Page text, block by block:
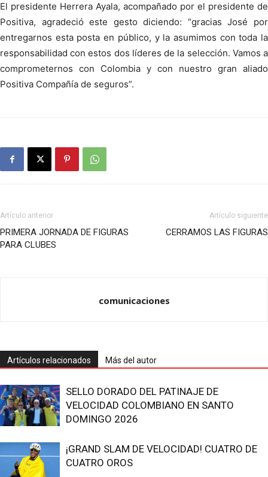
El presidente Herrera Ayala, acompañado por el presidente de
Positiva, agradeció este gesto diciendo: “gracias José por
entregarnos esta posta en público, y la asumimos con toda la
responsabilidad con estos dos líderes de la selección. Vamos a
comprometernos con Colombia y con nuestro gran aliado
Positiva Compañía de seguros”.
Artículo anterior
PRIMERA JORNADA DE FIGURAS
PARA CLUBES
Artículo siguiente
CERRAMOS LAS FIGURAS
comunicaciones
Artículos relacionados Más del autor
SELLO DORADO DEL PATINAJE DE
VELOCIDAD COLOMBIANO EN SANTO
DOMINGO 2026
¡GRAND SLAM DE VELOCIDAD! CUATRO DE
CUATRO OROS